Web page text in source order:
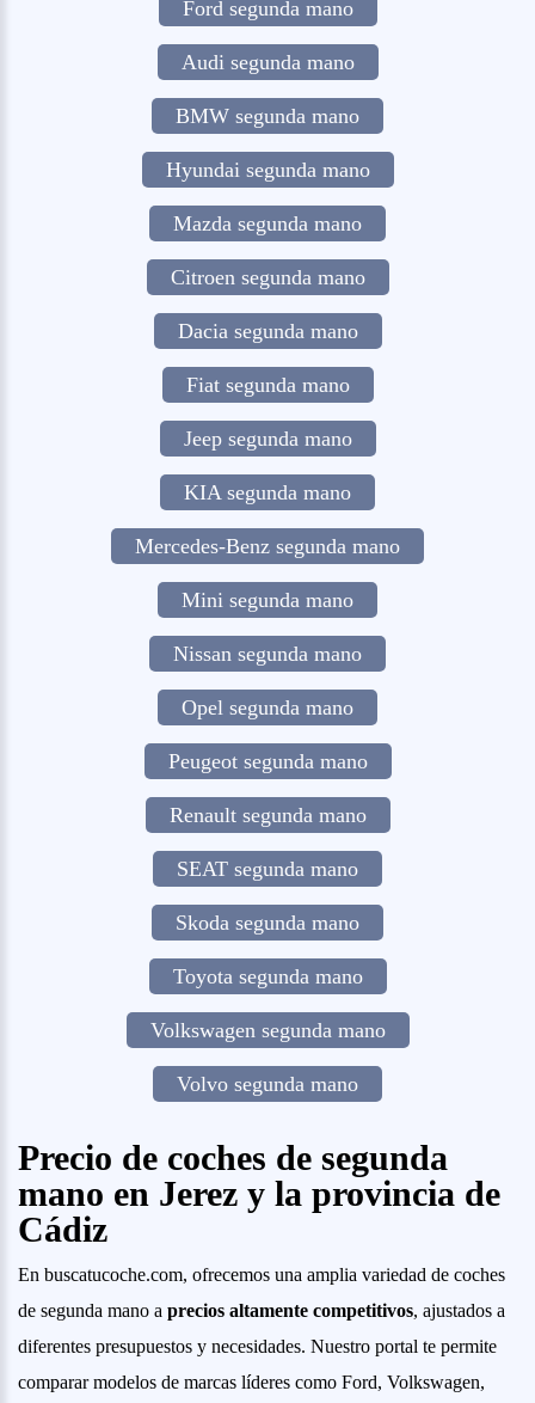
Ford segunda mano
Audi segunda mano
BMW segunda mano
Hyundai segunda mano
Mazda segunda mano
Citroen segunda mano
Dacia segunda mano
Fiat segunda mano
Jeep segunda mano
KIA segunda mano
Mercedes-Benz segunda mano
Mini segunda mano
Nissan segunda mano
Opel segunda mano
Peugeot segunda mano
Renault segunda mano
SEAT segunda mano
Skoda segunda mano
Toyota segunda mano
Volkswagen segunda mano
Volvo segunda mano
Precio de coches de segunda
mano en Jerez y la provincia de
Cádiz
En buscatucoche.com, ofrecemos una amplia variedad de coches
de segunda mano a precios altamente competitivos, ajustados a
diferentes presupuestos y necesidades. Nuestro portal te permite
comparar modelos de marcas líderes como Ford, Volkswagen,